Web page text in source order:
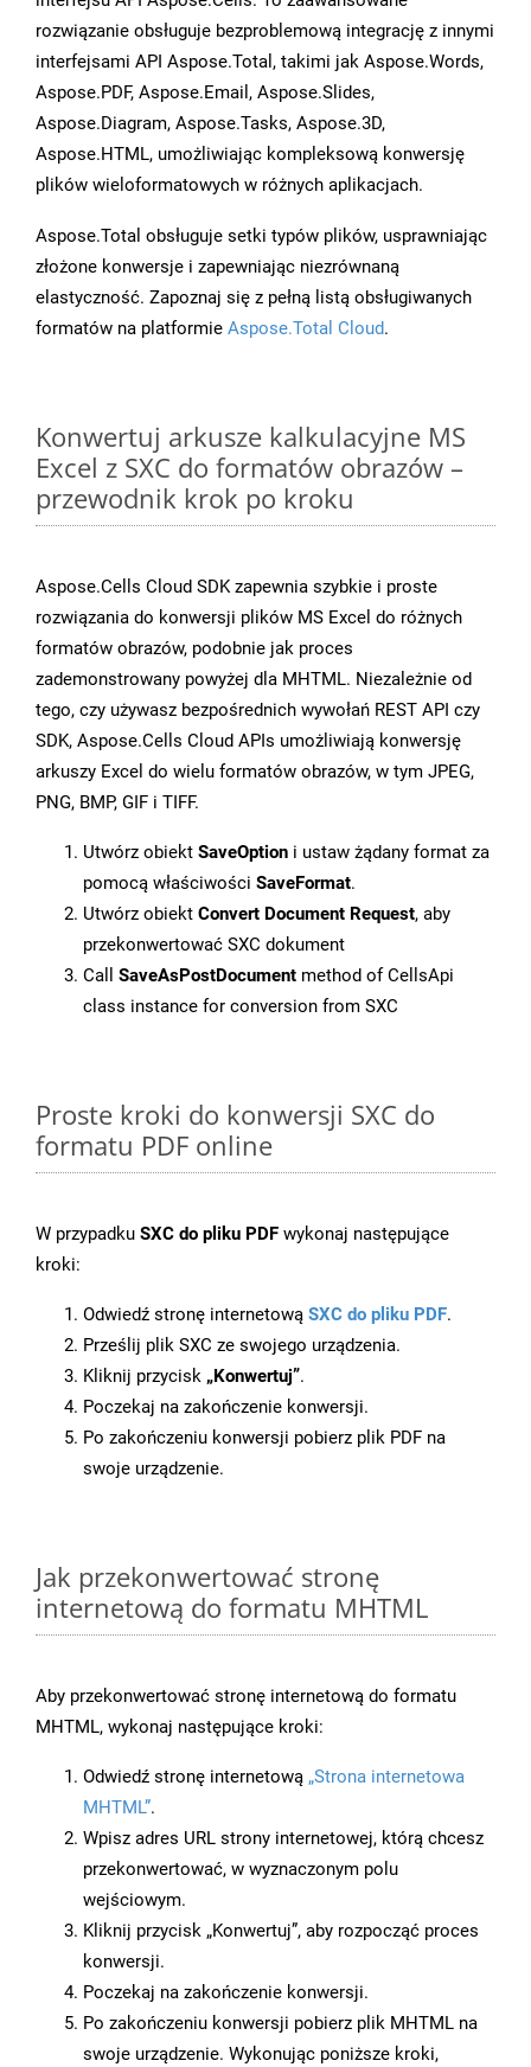
rozwiązanie obsługuje bezproblemową integrację z innymi
interfejsami API Aspose.Total, takimi jak Aspose.Words,
Aspose.PDF, Aspose.Email, Aspose.Slides,
Aspose.Diagram, Aspose.Tasks, Aspose.3D,
Aspose.HTML, umożliwiając kompleksową konwersję
plików wieloformatowych w różnych aplikacjach.
Aspose.Total obsługuje setki typów plików, usprawniając
złożone konwersje i zapewniając niezrównaną
elastyczność. Zapoznaj się z pełną listą obsługiwanych
formatów na platformie Aspose.Total Cloud.
Konwertuj arkusze kalkulacyjne MS
Excel z SXC do formatów obrazów –
przewodnik krok po kroku
Aspose.Cells Cloud SDK zapewnia szybkie i proste
rozwiązania do konwersji plików MS Excel do różnych
formatów obrazów, podobnie jak proces
zademonstrowany powyżej dla MHTML. Niezależnie od
tego, czy używasz bezpośrednich wywołań REST API czy
SDK, Aspose.Cells Cloud APIs umożliwiają konwersję
arkuszy Excel do wielu formatów obrazów, w tym JPEG,
PNG, BMP, GIF i TIFF.
Utwórz obiekt SaveOption i ustaw żądany format za
pomocą właściwości SaveFormat.
Utwórz obiekt Convert Document Request, aby
przekonwertować SXC dokument
Call SaveAsPostDocument method of CellsApi
class instance for conversion from SXC
Proste kroki do konwersji SXC do
formatu PDF online
W przypadku SXC do pliku PDF wykonaj następujące
kroki:
Odwiedź stronę internetową SXC do pliku PDF.
Prześlij plik SXC ze swojego urządzenia.
Kliknij przycisk „Konwertuj”.
Poczekaj na zakończenie konwersji.
Po zakończeniu konwersji pobierz plik PDF na
swoje urządzenie.
Jak przekonwertować stronę
internetową do formatu MHTML
Aby przekonwertować stronę internetową do formatu
MHTML, wykonaj następujące kroki:
Odwiedź stronę internetową „Strona internetowa
MHTML”.
Wpisz adres URL strony internetowej, którą chcesz
przekonwertować, w wyznaczonym polu
wejściowym.
Kliknij przycisk „Konwertuj”, aby rozpocząć proces
konwersji.
Poczekaj na zakończenie konwersji.
Po zakończeniu konwersji pobierz plik MHTML na
swoje urządzenie. Wykonując poniższe kroki,